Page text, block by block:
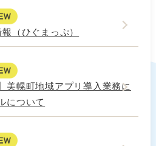
（ひぐまっぷ）
美幌町地域アプリ導入業務に
について